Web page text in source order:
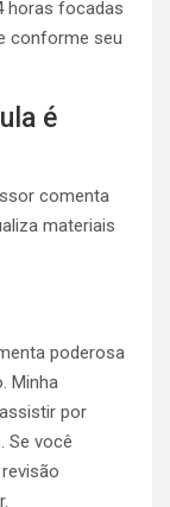
horas focadas
conforme seu
é
comenta
materiais
poderosa
Minha
por
Se você